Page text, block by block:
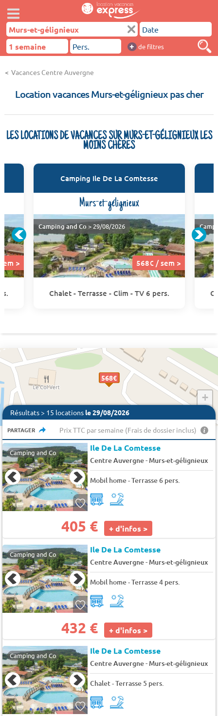
+ de filtres
Vacances Centre Auvergne
Location vacances Murs-et-gélignieux pas cher
LES LOCATIONS DE VACANCES SUR MURS-ET-GÉLIGNIEUX LES
MOINS CHÈRES
>
Camping Ile De La Comtesse
Murs-et-gélignieux
568€ / sem >
Camping and Co > 29/08/2026
Chalet - Terrasse - Clim - TV 6 pers.
405 €
568€
568€
568€
568€
568€
+
Résultats > 15 locations le 29/08/2026
PARTAGER Prix TTC par semaine (Frais de dossier inclus)
Camping and Co Ile De La Comtesse
Centre Auvergne- Murs-et-gélignieux
Mobil home - Terrasse 6 pers.
405 € + d'infos >
Camping and Co Ile De La Comtesse
Centre Auvergne- Murs-et-gélignieux
Mobil home - Terrasse 4 pers.
432 € + d'infos >
Camping and Co Ile De La Comtesse
Centre Auvergne- Murs-et-gélignieux
Chalet - Terrasse 5 pers.